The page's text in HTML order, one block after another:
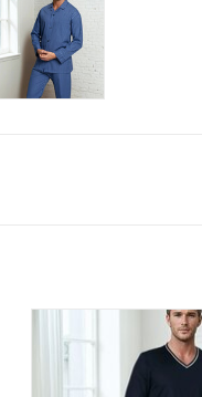
Herren Pyjama Jan
besonderen
Eleganz – ein Klassiker
für Qualität. 100%